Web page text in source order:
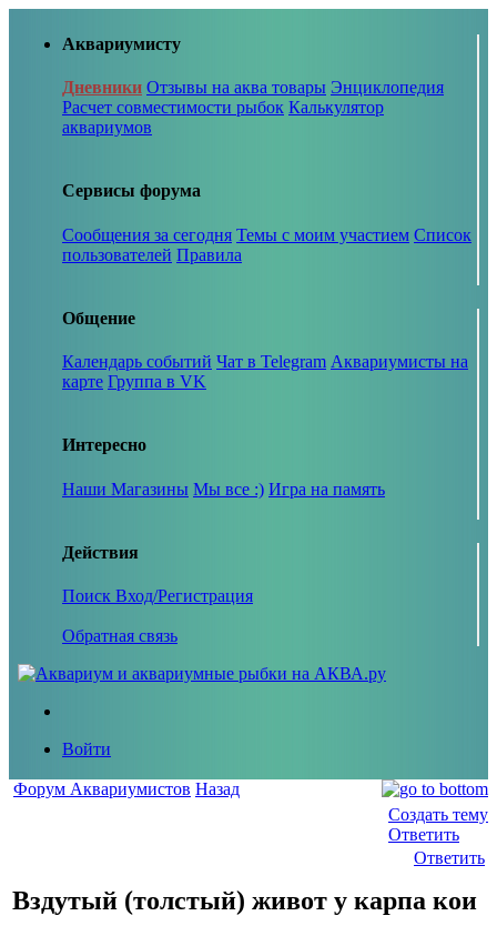
Аквариумисту
Дневники Отзывы на аква товары Энциклопедия
Расчет совместимости рыбок Калькулятор
аквариумов
Сервисы форума
Сообщения за сегодня Темы с моим участием Список
пользователей Правила
Общение
Календарь событий Чат в Telegram Аквариумисты на
карте Группа в VK
Интересно
Наши Магазины Мы все :) Игра на память
Действия
Поиск Вход/Регистрация
Обратная связь
Войти
Форум Аквариумистов Назад
Создать тему
Ответить
Ответить
Вздутый (толстый) живот у карпа кои